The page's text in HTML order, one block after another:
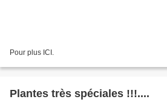
Pour plus ICI.
Plantes très spéciales !!!....